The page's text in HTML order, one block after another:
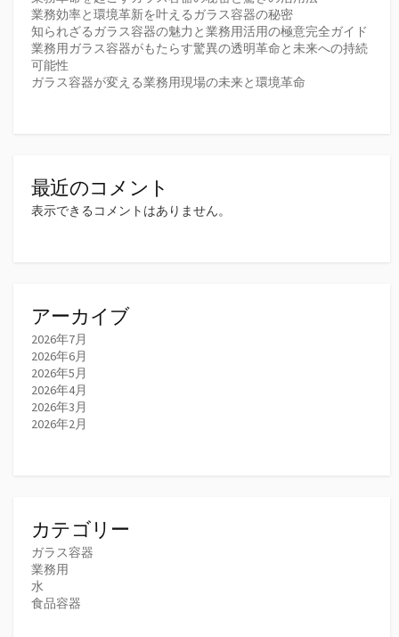
業務効率と環境革新を叶えるガラス容器の秘密
知られざるガラス容器の魅力と業務用活用の極意完全ガイド
業務用ガラス容器がもたらす驚異の透明革命と未来への持続
可能性
ガラス容器が変える業務用現場の未来と環境革命
最近のコメント
表示できるコメントはありません。
アーカイブ
2026年7月
2026年6月
2026年5月
2026年4月
2026年3月
2026年2月
カテゴリー
ガラス容器
業務用
水
食品容器